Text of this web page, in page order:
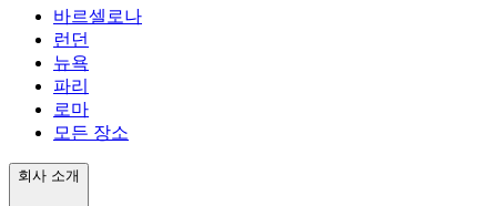
바르셀로나
런던
뉴욕
파리
로마
모든 장소
회사 소개